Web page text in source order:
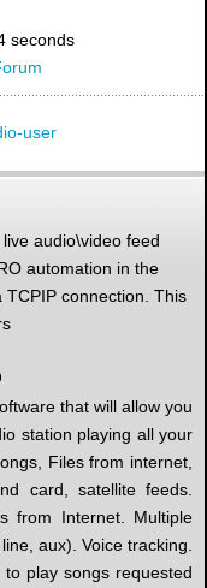
seconds
audio\video feed
automation in the
TCPIP connection. This
that will allow you
station playing all your
Files from internet,
card, satellite feeds.
from Internet. Multiple
aux). Voice tracking.
play songs requested